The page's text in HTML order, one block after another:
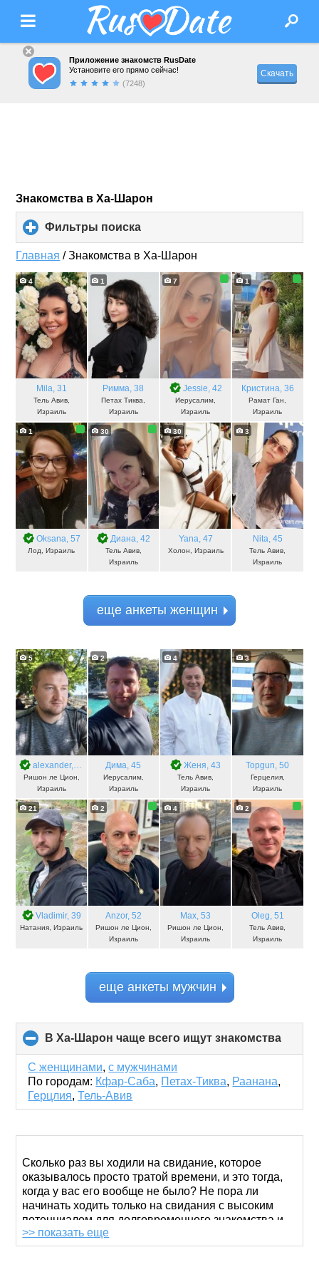
Приложение знакомств RusDate
Установите его прямо сейчас!
(7248)
Скачать
Знакомства в Ха-Шарон
Фильтры поиска
to
expand
contents
Главная /Знакомства в Ха-Шарон
4
Mila, 31
Тель Авив,
Израиль
1
Римма, 38
Петах Тиква,
Израиль
7
Jessie, 42
Иерусалим,
Израиль
1
Кристина, 36
Рамат Ган,
Израиль
1
Oksana, 57
Лод, Израиль
30
Диана, 42
Тель Авив,
Израиль
30
Yana, 47
Холон, Израиль
3
Nita, 45
Тель Авив,
Израиль
еще анкеты женщин
5
alexander, 35
Ришон ле Цион,
Израиль
2
Дима, 45
Иерусалим,
Израиль
4
Женя, 43
Тель Авив,
Израиль
3
Topgun, 50
Герцелия,
Израиль
21
Vladimir, 39
Натания, Израиль
2
Anzor, 52
Ришон ле Цион,
Израиль
4
Max, 53
Ришон ле Цион,
Израиль
2
Oleg, 51
Тель Авив,
Израиль
еще анкеты мужчин
В Ха-Шарон чаще всего ищут знакомства
to
С женщинами,с мужчинами
По городам: Кфар-Саба, Петах-Тиква, Раанана,
Герцлия,Тель-Авив
Сколько раз вы ходили на свидание, которое
оказывалось просто тратой времени, и это тогда,
когда у вас его вообще не было? Не пора ли
начинать ходить только на свидания с высоким
потенциалом для долговременного знакомства и
настоящей любви? Не у всех есть эффективные
приложения для знакомств, позволяющие сделать
>> показать еще